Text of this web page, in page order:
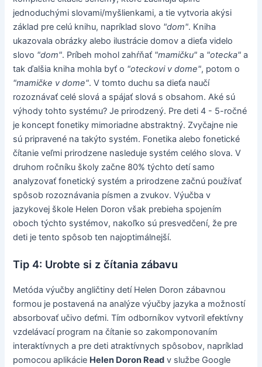
jednoduchými slovami/myšlienkami, a tie vytvoria akýsi
základ pre celú knihu, napríklad slovo "dom". Kniha
ukazovala obrázky alebo ilustrácie domov a dieťa videlo
slovo "dom". Príbeh mohol zahŕňať "mamičku" a "otecka" a
tak ďalšia kniha mohla byť o "oteckovi v dome", potom o
"mamičke v dome". V tomto duchu sa dieťa naučí
rozoznávať celé slová a spájať slová s obsahom. Aké sú
výhody tohto systému? Je prirodzený. Pre deti 4 - 5-ročné
je koncept fonetiky mimoriadne abstraktný. Zvyčajne nie
sú pripravené na takýto systém. Fonetika alebo fonetické
čítanie veľmi prirodzene nasleduje systém celého slova. V
druhom ročníku školy začne 80% týchto detí samo
analyzovať fonetický systém a prirodzene začnú používať
spôsob rozoznávania písmen a zvukov. Výučba v
jazykovej škole Helen Doron však prebieha spojením
oboch týchto systémov, nakoľko sú presvedčení, že pre
deti je tento spôsob ten najoptimálnejší.
Tip 4: Urobte si z čítania zábavu
Metóda výučby angličtiny detí Helen Doron zábavnou
formou je postavená na analýze výučby jazyka a možností
absorbovať učivo deťmi. Tím odborníkov vytvoril efektívny
vzdelávací program na čítanie so zakomponovaním
interaktívnych a pre deti atraktívnych spôsobov, napríklad
pomocou aplikácie Helen Doron Read v službe Google